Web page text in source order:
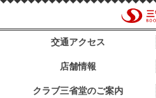
交通アクセス
店舗情報
クラブ三省堂のご案内